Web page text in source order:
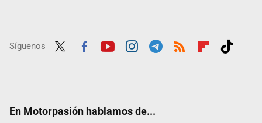
Síguenos
En Motorpasión hablamos de...